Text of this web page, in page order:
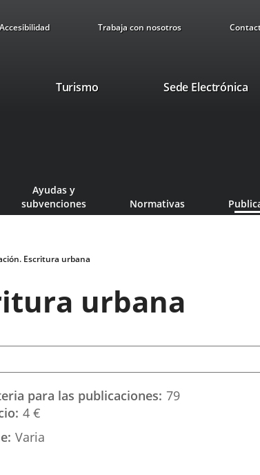
Accesibilidad Trabaja con nosotros
TurismoEste
Sede Electrónica
Ayudas y
subvenciones
Normativas
Escritura urbana
urbana
para las publicaciones 79
4 €
Varia